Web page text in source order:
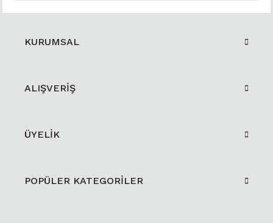
KURUMSAL
ALIŞVERİŞ
ÜYELİK
POPÜLER KATEGORİLER